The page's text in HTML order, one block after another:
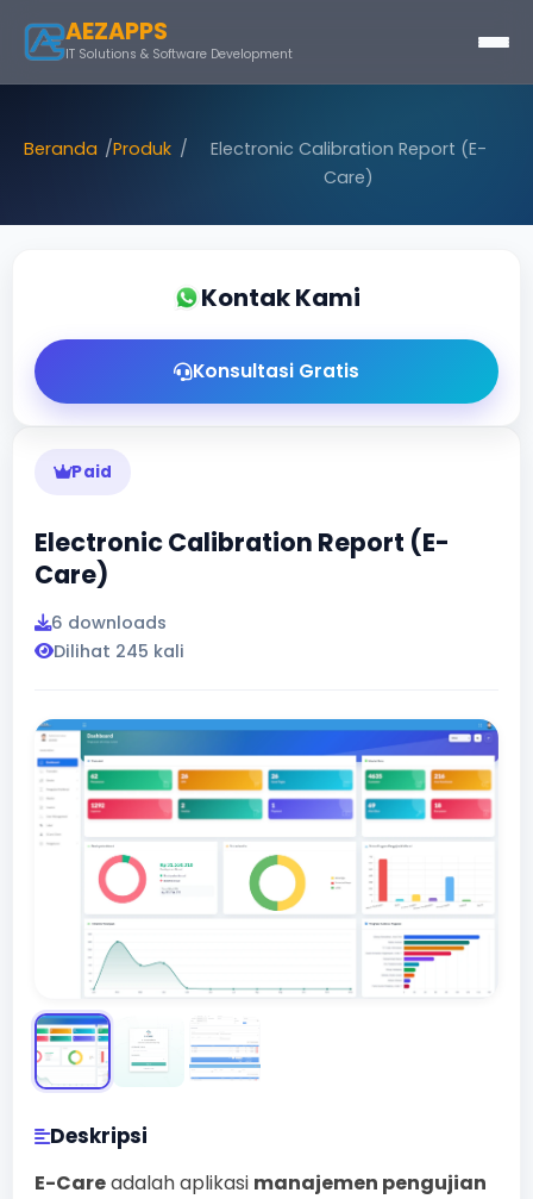
AEZAPPS
IT Solutions & Software Development
Beranda Produk
Electronic Calibration Report (E-
Care)
Paid
Electronic Calibration Report (E-
Care)
6 downloads
Dilihat 245 kali
Deskripsi
E-Careadalah aplikasi manajemen pengujian
Kontak Kami
Konsultasi Gratis